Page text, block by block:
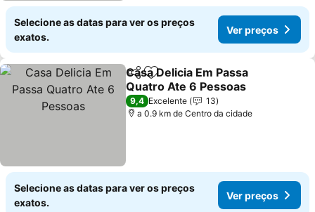
Selecione as datas para ver os preços
exatos.
Ver preços
PartilharAdicionar aos favoritos
Casa Delicia Em Passa
Quatro Ate 6 Pessoas
Ver preços
9,4 Excelente
13
a 0.9 km de Centro da cidade
Selecione as datas para ver os preços
exatos.
Ver preços